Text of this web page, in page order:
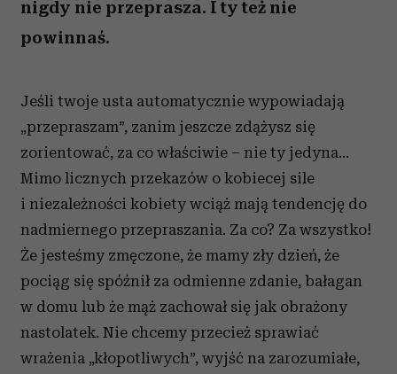
nigdy nie przeprasza. I ty też nie
powinnaś.
Jeśli twoje usta automatycznie wypowiadają
„przepraszam”, zanim jeszcze zdążysz się
zorientować, za co właściwie – nie ty jedyna…
Mimo licznych przekazów o kobiecej sile
i niezależności kobiety wciąż mają tendencję do
nadmiernego przepraszania. Za co? Za wszystko!
Że jesteśmy zmęczone, że mamy zły dzień, że
pociąg się spóźnił za odmienne zdanie, bałagan
w domu lub że mąż zachował się jak obrażony
nastolatek. Nie chcemy przecież sprawiać
wrażenia „kłopotliwych”, wyjść na zarozumiałe,